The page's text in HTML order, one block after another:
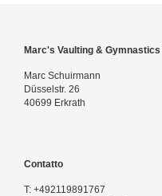
Marc's Vaulting & Gymnastics
Marc Schuirmann
Düsselstr. 26
40699 Erkrath
Contatto
T: +492119891767